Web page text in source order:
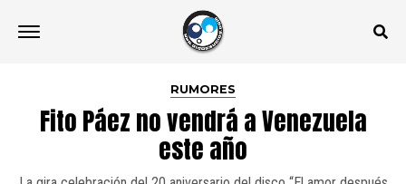
RUMORES
Fito Páez no vendrá a Venezuela
este año